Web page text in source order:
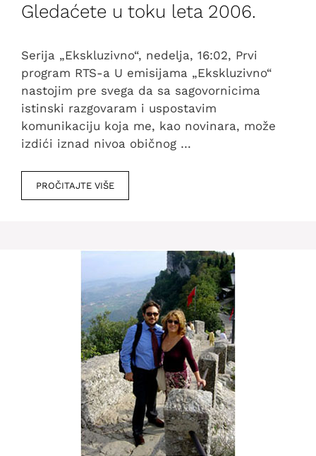
Gledaćete u toku leta 2006.
Serija „Ekskluzivno“, nedelja, 16:02, Prvi
program RTS-a U emisijama „Ekskluzivno“
nastojim pre svega da sa sagovornicima
istinski razgovaram i uspostavim
komunikaciju koja me, kao novinara, može
izdići iznad nivoa običnog …
PROČITAJTE VIŠE